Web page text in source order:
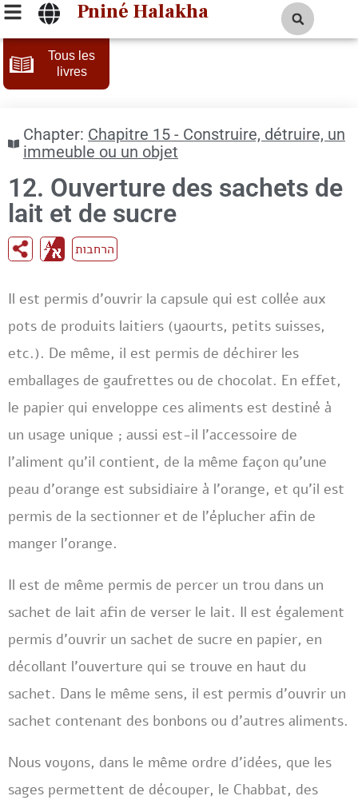
Pniné Halakha
Tous les
livres
Chapter: Chapitre 15 - Construire, détruire, un
immeuble ou un objet
12. Ouverture des sachets de
lait et de sucre
הרחבות
Il est permis d’ouvrir la capsule qui est collée aux
pots de produits laitiers (yaourts, petits suisses,
etc.). De même, il est permis de déchirer les
emballages de gaufrettes ou de chocolat. En effet,
le papier qui enveloppe ces aliments est destiné à
un usage unique ; aussi est-il l’accessoire de
l’aliment qu’il contient, de la même façon qu’une
peau d’orange est subsidiaire à l’orange, et qu’il est
permis de la sectionner et de l’éplucher afin de
manger l’orange.
Il est de même permis de percer un trou dans un
sachet de lait afin de verser le lait. Il est également
permis d’ouvrir un sachet de sucre en papier, en
décollant l’ouverture qui se trouve en haut du
sachet. Dans le même sens, il est permis d’ouvrir un
sachet contenant des bonbons ou d’autres aliments.
Nous voyons, dans le même ordre d’idées, que les
sages permettent de découper, le Chabbat, des